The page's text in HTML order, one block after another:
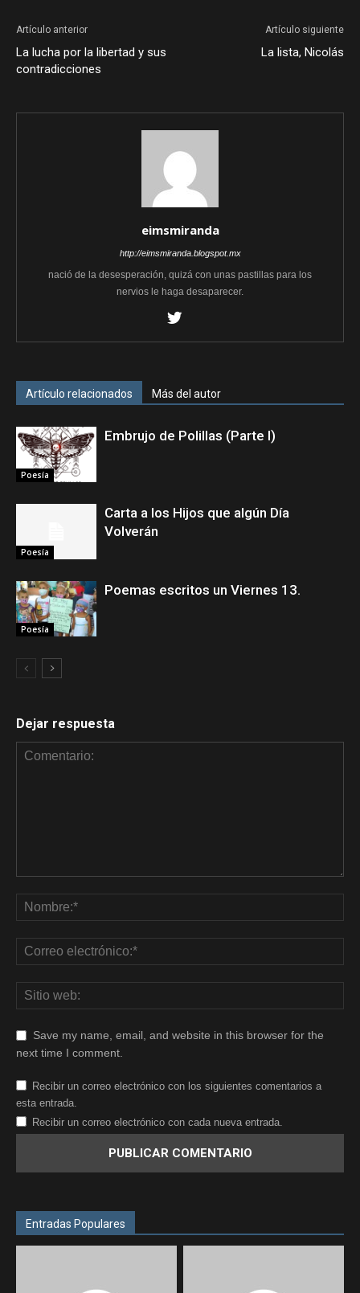
Artículo anterior
La lucha por la libertad y sus
contradicciones
Artículo siguiente
La lista, Nicolás
eimsmiranda
http://eimsmiranda.blogspot.mx
nació de la desesperación, quizá con unas pastillas para los
nervios le haga desaparecer.
Artículo relacionados Más del autor
Poesía
Embrujo de Polillas (Parte I)
Poesía
Carta a los Hijos que algún Día
Volverán
Poesía
Poemas escritos un Viernes 13.
Dejar respuesta
Save my name, email, and website in this browser for the
next time I comment.
Recibir un correo electrónico con los siguientes comentarios a
esta entrada.
Recibir un correo electrónico con cada nueva entrada.
Entradas Populares